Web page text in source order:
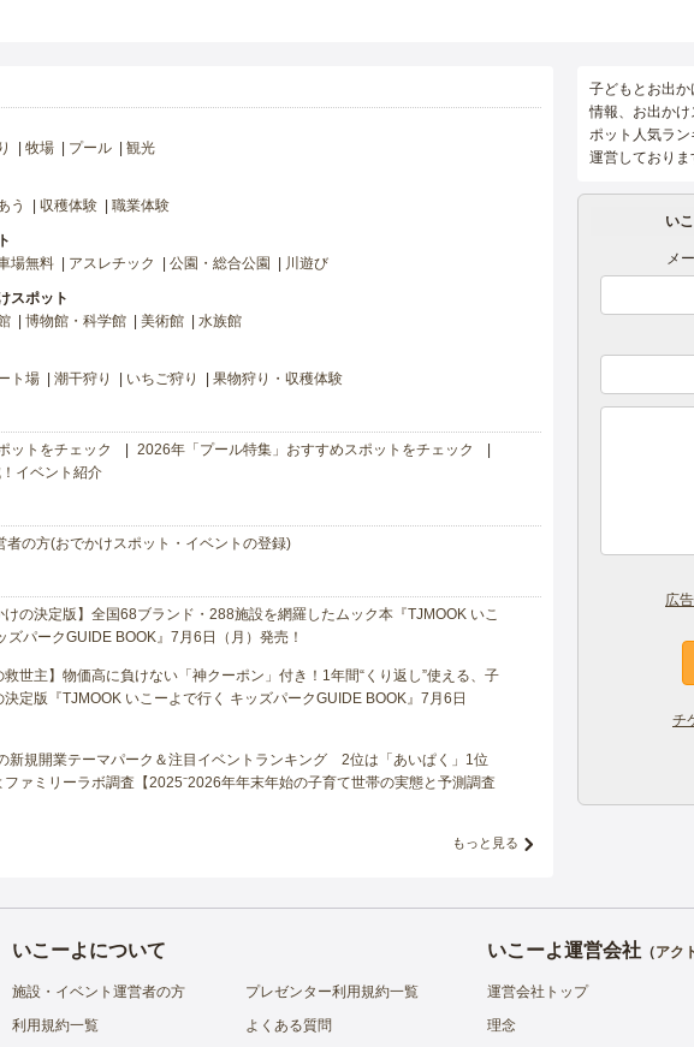
牧場 プール 観光
う 収穫体験 職業体験
場無料 アスレチック 公園・総合公園 川遊び
スポット
博物館・科学館 美術館 水族館
ト場 潮干狩り いちご狩り 果物狩り・収穫体験
ットをチェック
2026年「プール特集」おすすめスポットをチェック
イベント紹介
者の方(おでかけスポット・イベントの登録)
けの決定版】全国68ブランド・288施設を網羅したムック本『TJMOOK いこ
ズパークGUIDE BOOK』7月6日（月）発売！
救世主】物価高に負けない「神クーポン」付き！1年間“くり返し”使える、子
定版『TJMOOK いこーよで行く キッズパークGUIDE BOOK』7月6日
新規開業テーマパーク＆注目イベントランキング 2位は「あいぱく」1位
ァミリーラボ調査【2025⁻2026年年末年始の子育て世帯の実態と予測調査
もっと見る
子どもとお出
情報、お出か
ポット人気ラ
運営しておりま
い
メ
広
チ
いこーよについて
施設・イベント運営者の方
プレゼンター利用規約一覧
利用規約一覧
よくある質問
いこーよ運営会社（アク
運営会社トップ
理念